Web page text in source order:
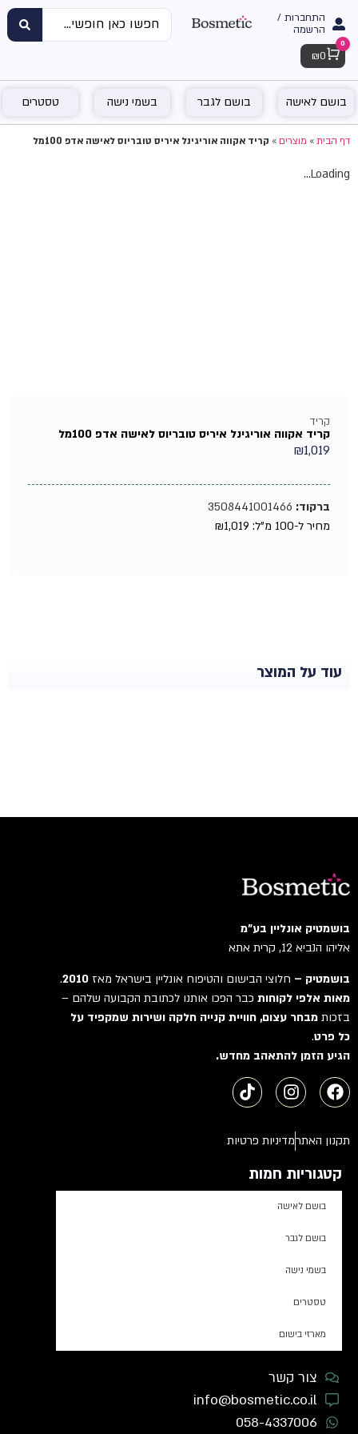
התחברות /
הרשמה
Cart
0
₪ 0
בושם לאישה בושם לגבר בשמי נישה טסטרים
דף הבית»מוצרים»קריד אקווה אוריגינל איריס טובריוס לאישה אדפ 100מל
Loading...
קריד
קריד אקווה אוריגינל איריס טובריוס לאישה אדפ 100מל
₪1,019
ברקוד:3508441001466
מחיר ל-100 מ"ל:
₪1,019
עוד על המוצר
בושמטיק אונליין בע"מ
אליהו הנביא 12, קרית אתא
בושמטיק –חלוצי הבישום והטיפוח אונליין בישראל מאז2010
.
מאות אלפי לקוחותכבר הפכו אותנו לכתובת הקבועה שלהם –
בזכותמבחר עצום, חוויית קנייה חלקה ושירות שמקפיד על
כל פרט.
הגיע הזמן להתאהב מחדש.
תקנון האתרמדיניות פרטיות
קטגוריות חמות
בושם לאישה
בושם לגבר
בשמי נישה
טסטרים
מארזי בישום
צור קשר
info@bosmetic.co.il
058-4337006